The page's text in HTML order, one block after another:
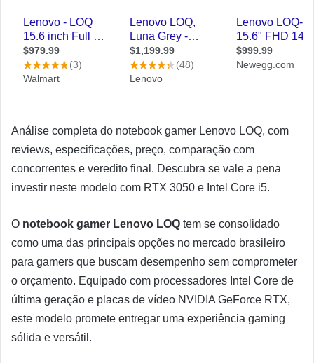
Análise completa do notebook gamer Lenovo LOQ, com
reviews, especificações, preço, comparação com
concorrentes e veredito final. Descubra se vale a pena
investir neste modelo com RTX 3050 e Intel Core i5.
O notebook gamer Lenovo LOQ tem se consolidado
como uma das principais opções no mercado brasileiro
para gamers que buscam desempenho sem comprometer
o orçamento. Equipado com processadores Intel Core de
última geração e placas de vídeo NVIDIA GeForce RTX,
este modelo promete entregar uma experiência gaming
sólida e versátil.